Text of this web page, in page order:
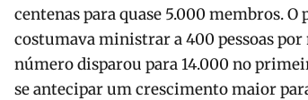
centenas para quase 5.000 membros.
cos­tumava ministrar a 400 pessoas
número disparou para 14.000 no
se antecipar um cresci­mento maior